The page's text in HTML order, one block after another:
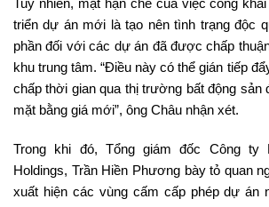
triển dự án mới là tạo nên tình trạng độc
phần đối với các dự án đã được chấp
khu trung tâm. “Điều này có thể gián tiếp
chấp thời gian qua thị trường bất động sản
mặt bằng giá mới”, ông Châu nhận xét.
Trong khi đó, Tổng giám đốc Công ty
Holdings, Trần Hiền Phương bày tỏ quan
xuất hiện các vùng cấm cấp phép dự án